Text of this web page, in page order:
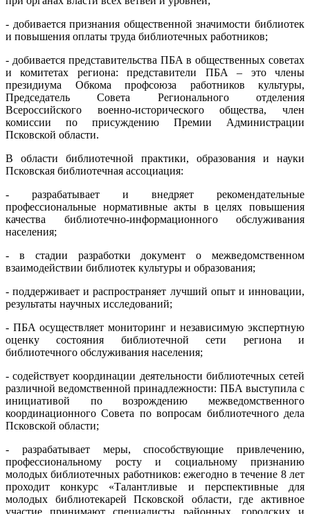
- добивается признания общественной значимости библиотек
и повышения оплаты труда библиотечных работников;
- добивается представительства ПБА в общественных советах
и комитетах региона: представители ПБА – это члены
президиума Обкома профсоюза работников культуры,
Председатель Совета Регионального отделения
Всероссийского военно-исторического общества, член
комиссии по присуждению Премии Администрации
Псковской области.
В области библиотечной практики, образования и науки
Псковская библиотечная ассоциация:
- разрабатывает и внедряет рекомендательные
профессиональные нормативные акты в целях повышения
качества библиотечно-информационного обслуживания
населения;
- в стадии разработки документ о межведомственном
взаимодействии библиотек культуры и образования;
- поддерживает и распространяет лучший опыт и инновации,
результаты научных исследований;
- ПБА осуществляет мониторинг и независимую экспертную
оценку состояния библиотечной сети региона и
библиотечного обслуживания населения;
- содействует координации деятельности библиотечных сетей
различной ведомственной принадлежности: ПБА выступила с
инициативой по возрождению межведомственного
координационного Совета по вопросам библиотечного дела
Псковской области;
- разрабатывает меры, способствующие привлечению,
профессиональному росту и социальному признанию
молодых библиотечных работников: ежегодно в течение 8 лет
проходит конкурс «Талантливые и перспективные для
молодых библиотекарей Псковской области, где активное
участие принимают специалисты районных, городских и